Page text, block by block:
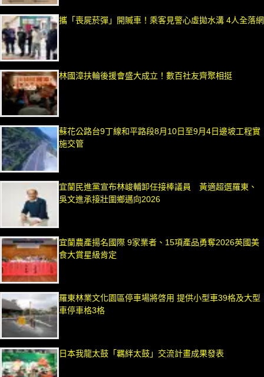
攜「喪屍菸彈」開贓車！乘客見警心虛拋水溝 4人全落網
林國漳扶輪後援會盛大成立！數百社友齊聚相挺
蘇花公路台9丁線和平路段8月10日至9月4日邊坡工程實
施交管
宜蘭民進黨宣布林峻輔卸任接棒議員 黃適超選羅東、
吳文進承接壯圍鄉邁向2026
宜蘭農產揚名國際 9家業者、15項產品勇奪2026英國美
食大賞星級肯定
羅東林業文化園區停車場將啓用 提供小型車39格及大型
車停車格3格
日本我龍太鼓「羈絆太鼓」交流計畫成果發表